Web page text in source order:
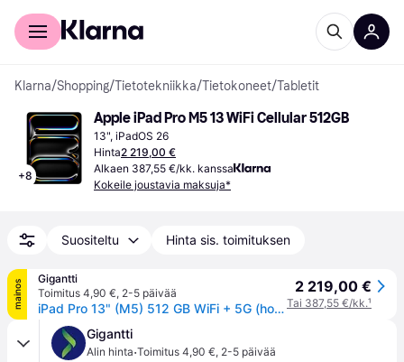
Kuluttajille
Klarna/Shopping/Tietotekniikka/Tietokoneet/Tabletit
+8
Apple iPad Pro M5 13 WiFi Cellular 512GB
13", iPadOS 26
Hinta2 219,00 €
Alkaen 387,55 €/kk. kanssa
Kokeile joustavia maksuja*
Suositeltu Hinta sis. toimituksen
mainos
Gigantti
Toimitus 4,90 €, 2-5 päivää
iPad Pro 13" (M5) 512 GB WiFi + 5G (hopea)
2 219,00 €
Tai 387,55 €/kk.¹
Gigantti
Alin hinta·Toimitus 4,90 €, 2-5 päivää